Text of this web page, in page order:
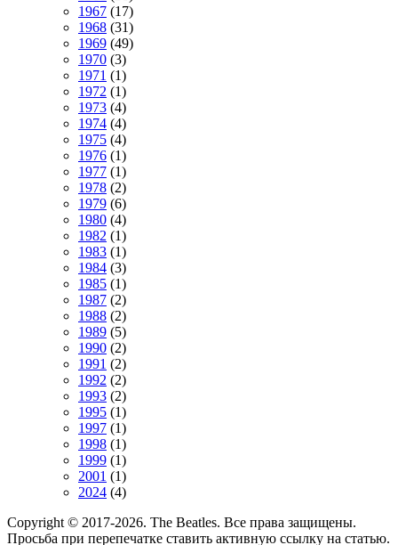
1967 (17)
1968 (31)
1969 (49)
1970 (3)
1971 (1)
1972 (1)
1973 (4)
1974 (4)
1975 (4)
1976 (1)
1977 (1)
1978 (2)
1979 (6)
1980 (4)
1982 (1)
1983 (1)
1984 (3)
1985 (1)
1987 (2)
1988 (2)
1989 (5)
1990 (2)
1991 (2)
1992 (2)
1993 (2)
1995 (1)
1997 (1)
1998 (1)
1999 (1)
2001 (1)
2024 (4)
Copyright © 2017-2026. The Beatles. Все права защищены.
Просьба при перепечатке ставить активную ссылку на статью.